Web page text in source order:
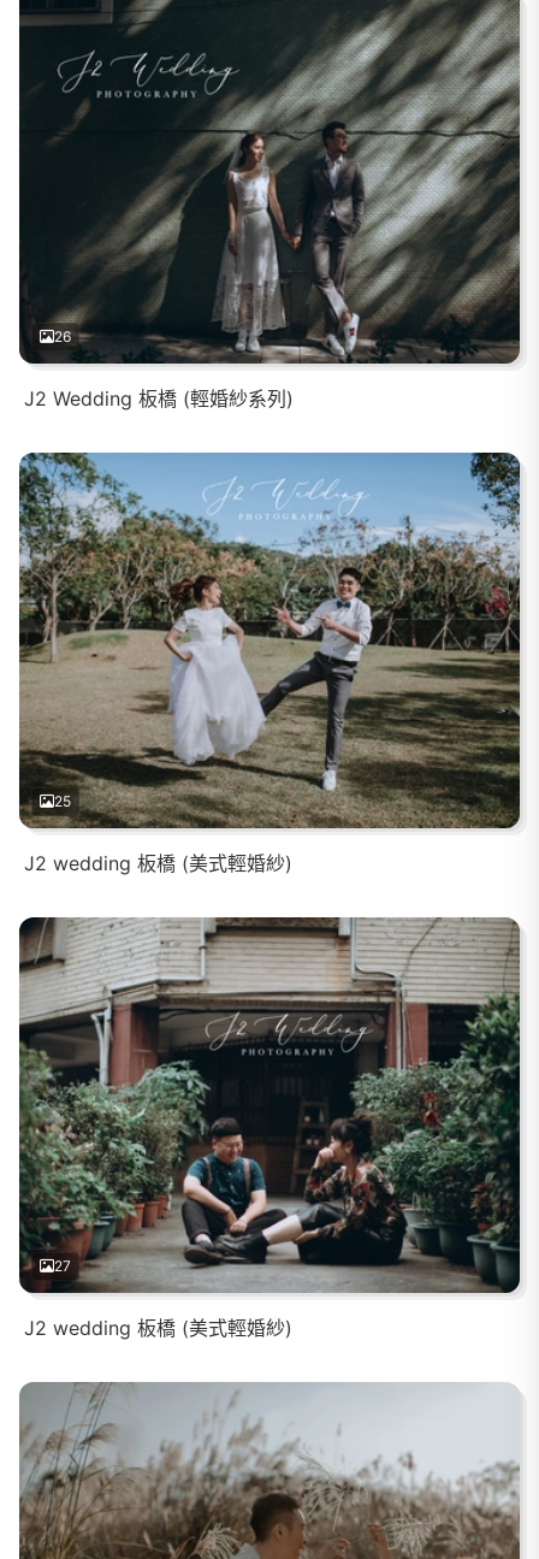
26
J2 Wedding 板橋 (輕婚紗系列)
25
J2 wedding 板橋 (美式輕婚紗)
27
J2 wedding 板橋 (美式輕婚紗)